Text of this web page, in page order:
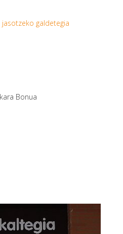
galdetegia
Bonua